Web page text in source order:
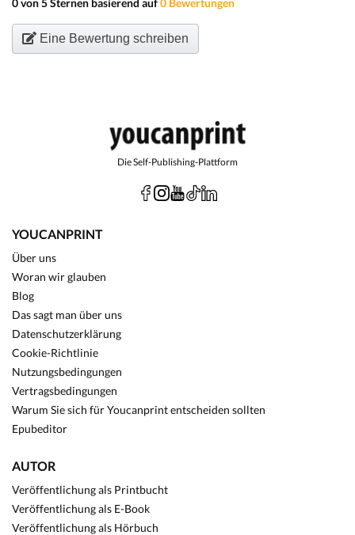
0 von 5 Sternen basierend auf0 Bewertungen
Eine Bewertung schreiben
Die Self-Publishing-Plattform
YOUCANPRINT
Über uns
Woran wir glauben
Blog
Das sagt man über uns
Datenschutzerklärung
Cookie-Richtlinie
Nutzungsbedingungen
Vertragsbedingungen
Warum Sie sich für Youcanprint entscheiden sollten
Epubeditor
AUTOR
Veröffentlichung als Printbucht
Veröffentlichung als E-Book
Veröffentlichung als Hörbuch